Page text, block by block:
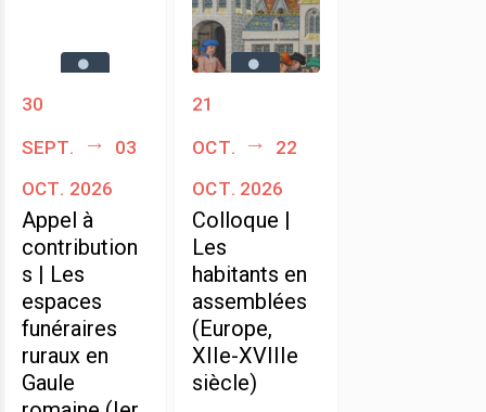
30
sept.
03
oct. 2026
Appel à
contribution
s | Les
espaces
funéraires
ruraux en
Gaule
21
oct.
22
oct. 2026
Colloque |
Les
habitants en
assemblées
(Europe,
XIIe-XVIIIe
siècle)